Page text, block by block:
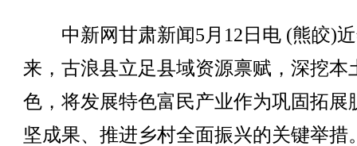
中新网甘肃新闻5月12日电 (熊皎)
来，古浪县立足县域资源禀赋，深挖本
色，将发展特色富民产业作为巩固拓展
坚成果、推进乡村全面振兴的关键举措